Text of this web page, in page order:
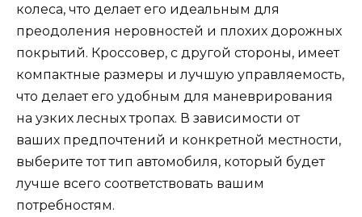
колеса, что делает его идеальным для
преодоления неровностей и плохих дорожных
покрытий. Кроссовер, с другой стороны, имеет
компактные размеры и лучшую управляемость,
что делает его удобным для маневрирования
на узких лесных тропах. В зависимости от
ваших предпочтений и конкретной местности,
выберите тот тип автомобиля, который будет
лучше всего соответствовать вашим
потребностям.